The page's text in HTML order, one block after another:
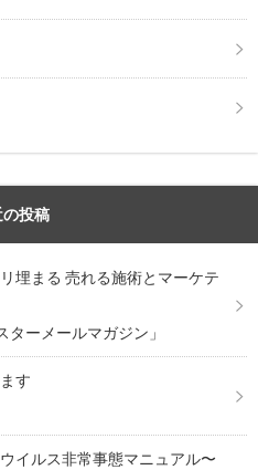
の投稿
埋まる 売れる施術とマーケテ
ターメールマガジン」
す
イルス非常事態マニュアル〜